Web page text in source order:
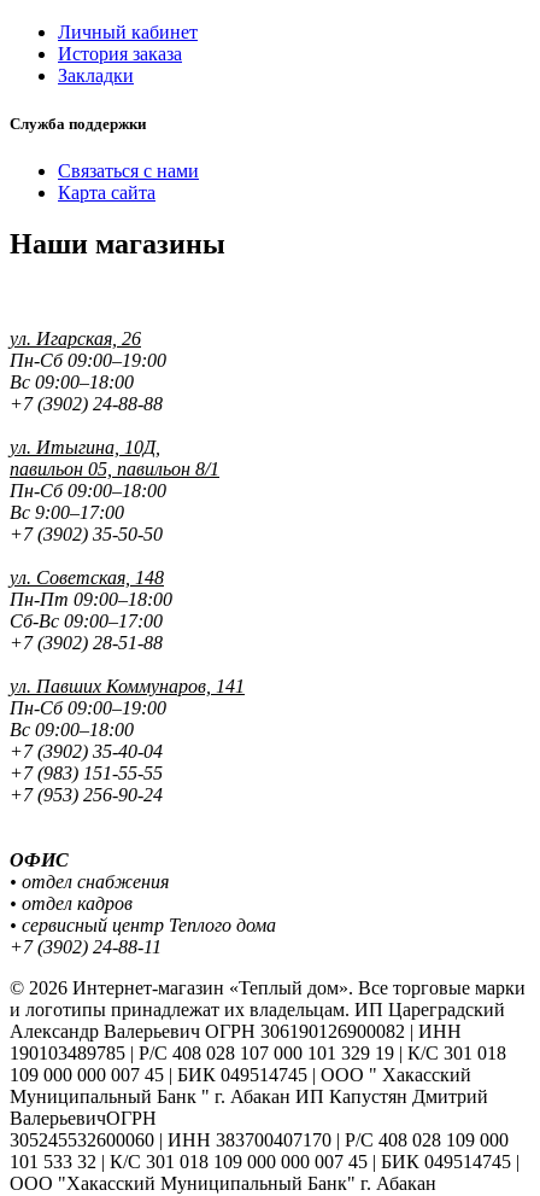
Личный кабинет
История заказа
Закладки
Служба поддержки
Связаться с нами
Карта сайта
Наши магазины
ул. Игарская, 26
Пн-Сб 09:00–19:00
Вс 09:00–18:00
+7 (3902) 24-88-88
ул. Итыгина, 10Д,
павильон 05, павильон 8/1
Пн-Сб 09:00–18:00
Вс 9:00–17:00
+7 (3902) 35-50-50
ул. Советская, 148
Пн-Пт 09:00–18:00
Сб-Вс 09:00–17:00
+7 (3902) 28-51-88
ул. Павших Коммунаров, 141
Пн-Сб 09:00–19:00
Вс 09:00–18:00
+7 (3902) 35-40-04
+7 (983) 151-55-55
+7 (953) 256-90-24
ОФИС
• отдел снабжения
• отдел кадров
• сервисный центр Теплого дома
+7 (3902) 24-88-11
© 2026 Интернет-магазин «Теплый дом». Все торговые марки
и логотипы принадлежат их владельцам. ИП Цареградский
Александр Валерьевич ОГРН 306190126900082 | ИНН
190103489785 | Р/С 408 028 107 000 101 329 19 | К/С 301 018
109 000 000 007 45 | БИК 049514745 | ООО " Хакасский
Муниципальный Банк " г. Абакан ИП Капустян Дмитрий
ВалерьевичОГРН
305245532600060 | ИНН 383700407170 | Р/С 408 028 109 000
101 533 32 | К/С 301 018 109 000 000 007 45 | БИК 049514745 |
ООО "Хакасский Муниципальный Банк" г. Абакан